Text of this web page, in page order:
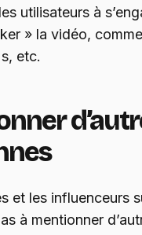
utilisateurs à
» la vidéo,
etc.
et les influenceurs
à mentionner